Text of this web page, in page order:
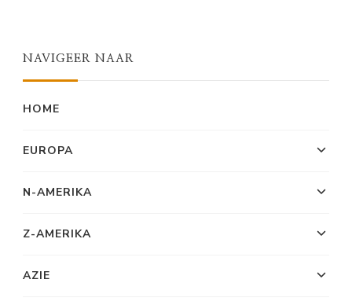
NAVIGEER NAAR
HOME
EUROPA
N-AMERIKA
Z-AMERIKA
AZIE